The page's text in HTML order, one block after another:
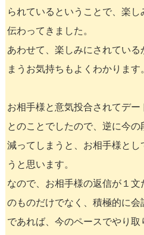
られているということで、楽
伝わってきました。
あわせて、楽しみにされてい
まうお気持ちもよくわかります
お相手様と意気投合されてデ
とのことでしたので、逆に今
減ってしまうと、お相手様とし
うと思います。
なので、お相手様の返信が１
のものだけでなく、積極的に
であれば、今のペースでやり